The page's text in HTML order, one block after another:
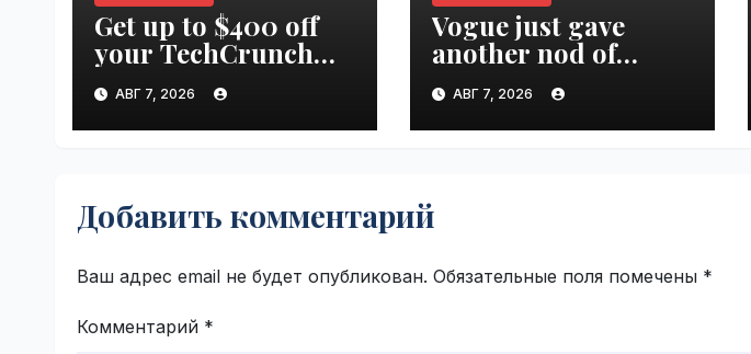
Get up to $400 off
your TechCrunch
Disrupt 2026 pass
until tomorrow |
VseTime.ru
АВГ 7, 2026
Vogue just gave
another nod of
approval to the tech
world | VseTime.ru
АВГ 7, 2026
Добавить комментарий
Ваш адрес email не будет опубликован. Обязательные поля помечены *
Комментарий *